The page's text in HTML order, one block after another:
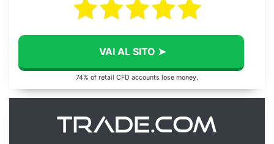
VAI AL SITO ➤
74% of retail CFD accounts lose money.